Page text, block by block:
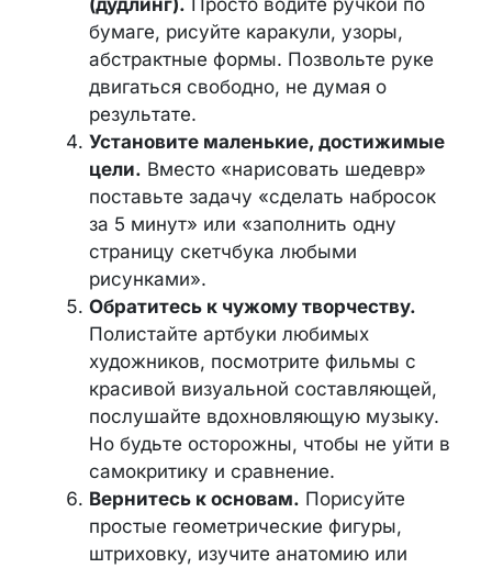
бумаге, рисуйте каракули, узоры,
абстрактные формы. Позвольте руке
двигаться свободно, не думая о
результате.
Установите маленькие, достижимые
цели. Вместо «нарисовать шедевр»
поставьте задачу «сделать набросок
за 5 минут» или «заполнить одну
страницу скетчбука любыми
рисунками».
Обратитесь к чужому творчеству.
Полистайте артбуки любимых
художников, посмотрите фильмы с
красивой визуальной составляющей,
послушайте вдохновляющую музыку.
Но будьте осторожны, чтобы не уйти в
самокритику и сравнение.
Вернитесь к основам. Порисуйте
простые геометрические фигуры,
штриховку, изучите анатомию или